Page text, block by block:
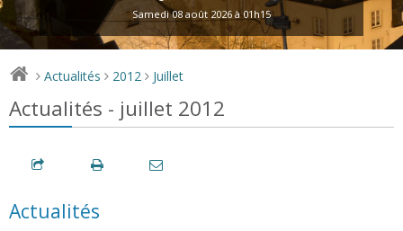
Samedi 08 août 2026 à 01h15
> Actualités > 2012 > Juillet
Actualités - juillet 2012
Actualités